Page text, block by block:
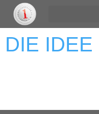
DIE IDEE